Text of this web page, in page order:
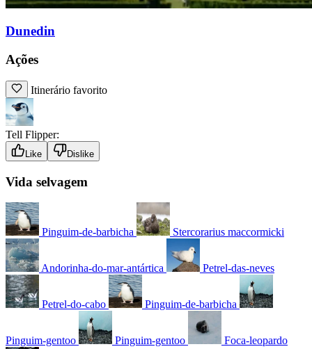
Dunedin
Ações
Itinerário favorito
Tell Flipper:
Like Dislike
Vida selvagem
Pinguim-de-barbicha Stercorarius maccormicki
Andorinha-do-mar-antártica Petrel-das-neves
Petrel-do-cabo Pinguim-de-barbicha
Pinguim-gentoo Pinguim-gentoo Foca-leopardo